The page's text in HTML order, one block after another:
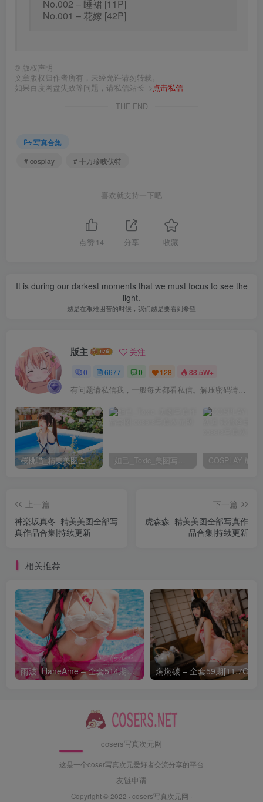
No.002 – 睡裙 [11P]
No.001 – 花嫁 [42P]
© 版权声明
文章版权归作者所有，未经允许请勿转载。
如果百度网盘失效等问题，请私信站长=>点击私信
THE END
写真合集
# cosplay
# 十万珍吱伏特
喜欢就支持一下吧
点赞 14 分享 收藏
It is during our darkest moments that we must focus to see the
light.
越是在艰难困苦的时候，我们越是要看到希望
版主 关注
0 6677 0 128 88.5W+
有问题请私信我，一般每天都看私信。解压密码请一律以下载按钮旁边的为准！
桜桃喵_精美美图全部写真作品合集|持续更新 妲己_Toxic_美图写真作品套图
上一篇
神楽坂真冬_精美美图全部写
真作品合集|持续更新
下一篇
虎森森_精美美图全部写真作
品合集|持续更新
相关推荐
雨波_HaneAme – 全套514期及随包视频[141.7G-2026.8]
cosers写真次元网
这是一个coser写真次元爱好者交流分享的平台
友链申请
Copyright © 2022 · cosers写真次元网 ·